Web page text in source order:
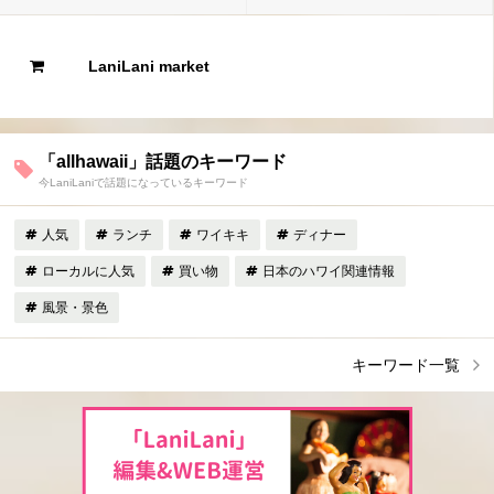
LaniLani market
「allhawaii」話題のキーワード
今LaniLaniで話題になっているキーワード
人気 ランチ ワイキキ ディナー
ローカルに人気 買い物 日本のハワイ関連情報
風景・景色
キーワード一覧